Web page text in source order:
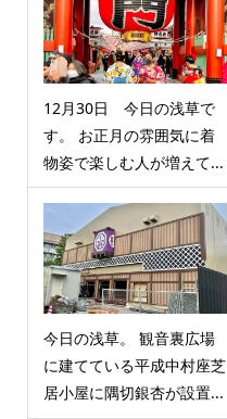
12月30日 今日の浅草で
す。 お正月の雰囲気に着
物姿で楽しむ人が増えて...
今日の浅草。 観音裏広場
に建てている平成中村座芝
居小屋に隅切銀杏が設置...